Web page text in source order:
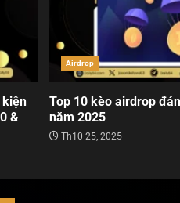
kiện
&
Airdrop
Top 10 kèo airdrop
năm 2025
Th10 25, 2025